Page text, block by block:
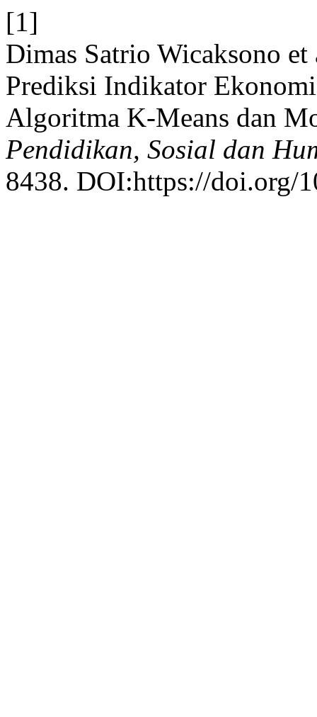
[1]
Dimas Satrio Wicaksono
Prediksi Indikator
Algoritma K-Means dan
Pendidikan, Sosial dan
8438. DOI:https://doi.org/